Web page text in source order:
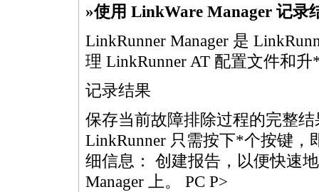
»使用 LinkWare Manager 记录
LinkRunner Manager 是
理 LinkRunner AT 配置文件和升
记录结果
保存当前故障排除过程的完整
LinkRunner 只需按下*个按键，
细信息： 创建报告，以便快速
Manager 上。 PC P>